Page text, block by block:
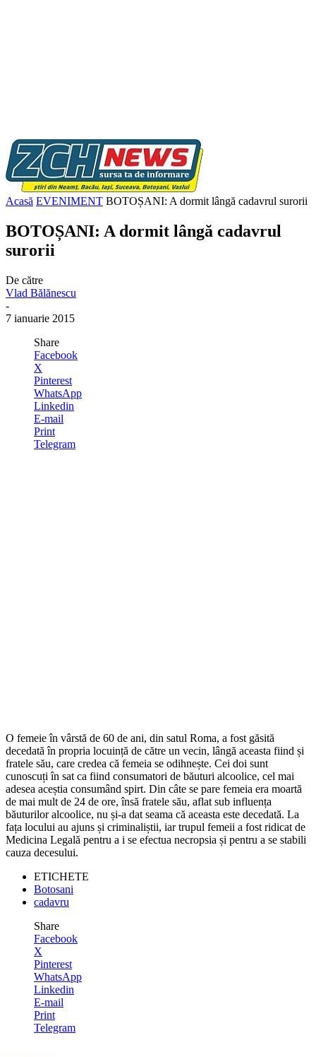
Acasă EVENIMENT BOTOȘANI: A dormit lângă cadavrul surorii
BOTOȘANI: A dormit lângă cadavrul
surorii
De către
Vlad Bălănescu
-
7 ianuarie 2015
Share
Facebook
X
Pinterest
WhatsApp
Linkedin
E-mail
Print
Telegram
O femeie în vârstă de 60 de ani, din satul Roma, a fost găsită
decedată în propria locuință de către un vecin, lângă aceasta fiind și
fratele său, care credea că femeia se odihnește. Cei doi sunt
cunoscuți în sat ca fiind consumatori de băuturi alcoolice, cel mai
adesea aceștia consumând spirt. Din câte se pare femeia era moartă
de mai mult de 24 de ore, însă fratele său, aflat sub influența
băuturilor alcoolice, nu și-a dat seama că aceasta este decedată. La
fața locului au ajuns și criminaliștii, iar trupul femeii a fost ridicat de
Medicina Legală pentru a i se efectua necropsia și pentru a se stabili
cauza decesului.
ETICHETE
Botosani
cadavru
Share
Facebook
X
Pinterest
WhatsApp
Linkedin
E-mail
Print
Telegram